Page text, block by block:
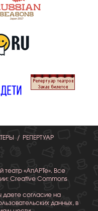
РЕПЕРТУАР
театр «АпАРТе». Все
Creative Commons
даете согласие на
данных, в